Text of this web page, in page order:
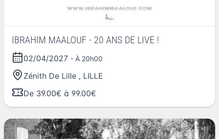
IBRAHIM MAALOUF - 20 ANS DE LIVE !
02/04/2027 - À 20h00
Zénith De Lille , LILLE
De 39.00€ à 99.00€